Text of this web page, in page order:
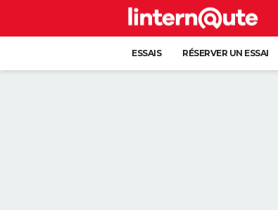
ESSAIS RÉSERVER UN ESSAI